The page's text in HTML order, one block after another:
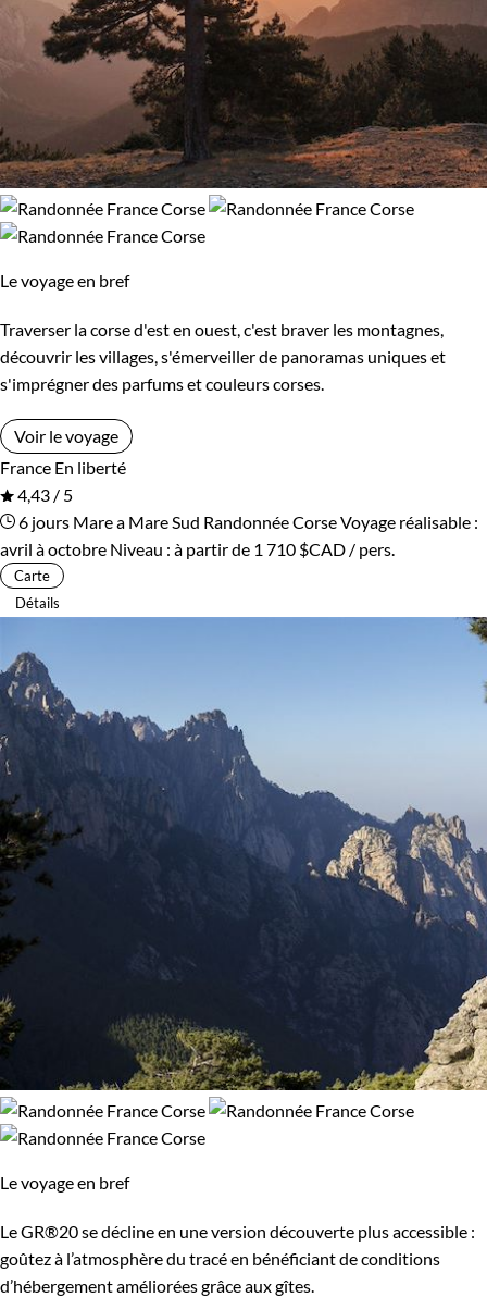
Le voyage en bref
Traverser la corse d'est en ouest, c'est braver les montagnes,
découvrir les villages, s'émerveiller de panoramas uniques et
s'imprégner des parfums et couleurs corses.
Voir le voyage
France En liberté
4,43 / 5
6 jours Mare a Mare Sud Randonnée CorseVoyage réalisable :
avril à octobre Niveau : à partir de 1 710 $CAD / pers.
Carte
Détails
Le voyage en bref
Le GR®20 se décline en une version découverte plus accessible :
goûtez à l’atmosphère du tracé en bénéficiant de conditions
d’hébergement améliorées grâce aux gîtes.